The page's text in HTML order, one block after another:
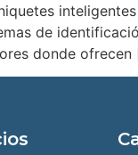
de
donde